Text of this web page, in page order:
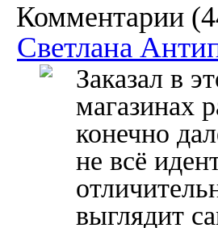
Комментарии (
Светлана
Заказал в
магазинах
конечно
не всё
выглядит